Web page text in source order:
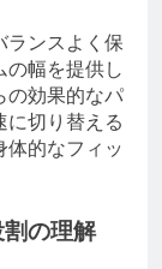
ランスよく保
の幅を提供し
の効果的なパ
に切り替える
体的なフィッ
の理解